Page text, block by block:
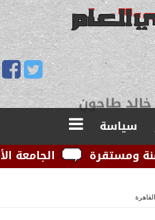
قبودان
سياسة
الجامعة